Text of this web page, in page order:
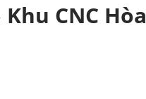
CNC Hòa